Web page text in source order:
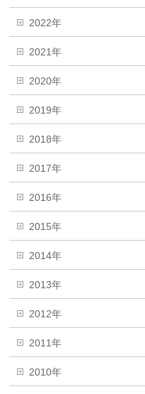
2022年
2021年
2020年
2019年
2018年
2017年
2016年
2015年
2014年
2013年
2012年
2011年
2010年